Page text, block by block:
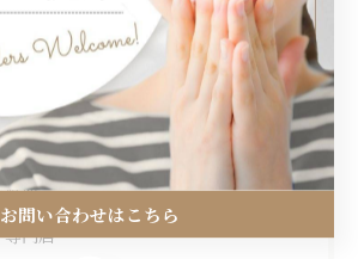
カテゴリー Categories
全てのカテゴリー
修理
専門店
お問い合わせはこちら